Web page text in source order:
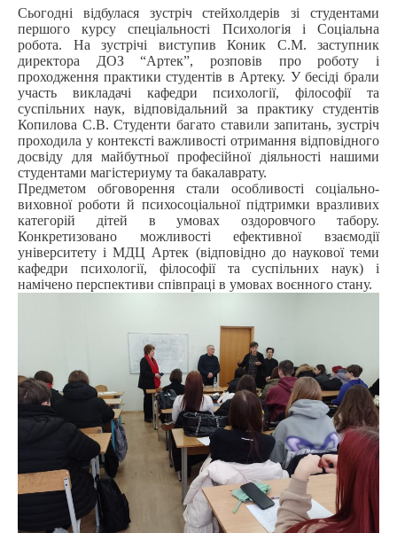
Сьогодні відбулася зустріч стейхолдерів зі студентами
першого курсу спеціальності Психологія і Соціальна
робота. На зустрічі виступив Коник С.М. заступник
директора ДОЗ “Артек”, розповів про роботу і
проходження практики студентів в Артеку. У бесіді брали
участь викладачі кафедри психології, філософії та
суспільних наук, відповідальний за практику студентів
Копилова С.В. Студенти багато ставили запитань, зустріч
проходила у контексті важливості отримання відповідного
досвіду для майбутньої професійної діяльності нашими
студентами магістериуму та бакалаврату.
Предметом обговорення стали особливості соціально-
виховної роботи й психосоціальної підтримки вразливих
категорій дітей в умовах оздоровчого табору.
Конкретизовано можливості ефективної взаємодії
університету і МДЦ Артек (відповідно до наукової теми
кафедри психології, філософії та суспільних наук) і
намічено перспективи співпраці в умовах воєнного стану.